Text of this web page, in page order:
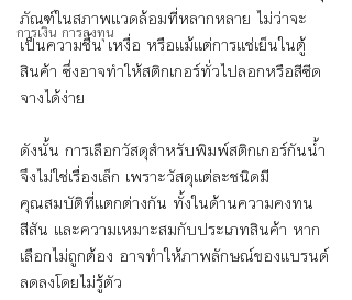
การเงิน การลงทุน
ภัณฑ์ในสภาพแวดล้อมที่หลากหลาย ไม่ว่าจะ
เป็นความชื้น เหงื่อ หรือแม้แต่การแช่เย็นในตู้
สินค้า ซึ่งอาจทำให้สติกเกอร์ทั่วไปลอกหรือสีซีด
จางได้ง่าย
ดังนั้น การเลือกวัสดุสำหรับพิมพ์สติกเกอร์กันน้ำ
จึงไม่ใช่เรื่องเล็ก เพราะวัสดุแต่ละชนิดมี
คุณสมบัติที่แตกต่างกัน ทั้งในด้านความคงทน
สีสัน และความเหมาะสมกับประเภทสินค้า หาก
เลือกไม่ถูกต้อง อาจทำให้ภาพลักษณ์ของแบรนด์
ลดลงโดยไม่รู้ตัว